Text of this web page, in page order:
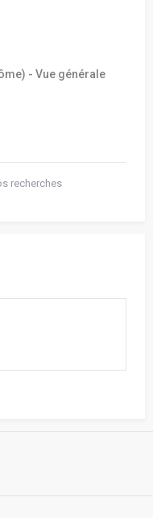
- Vue générale
recherches